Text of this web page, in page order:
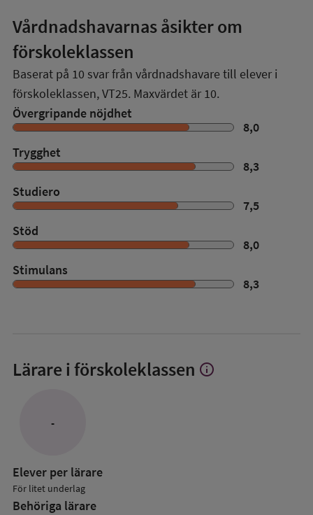
Vårdnadshavarnas åsikter om
förskoleklassen
Baserat på 10 svar från vårdnadshavare till elever i
förskoleklassen,VT25. Maxvärdet är 10.
Övergripande nöjdhet
8,0
Trygghet
8,3
Studiero
7,5
Stöd
8,0
Stimulans
8,3
Lärare i förskoleklassen Visa
info
-
Elever per lärare
För litet underlag
Behöriga lärare